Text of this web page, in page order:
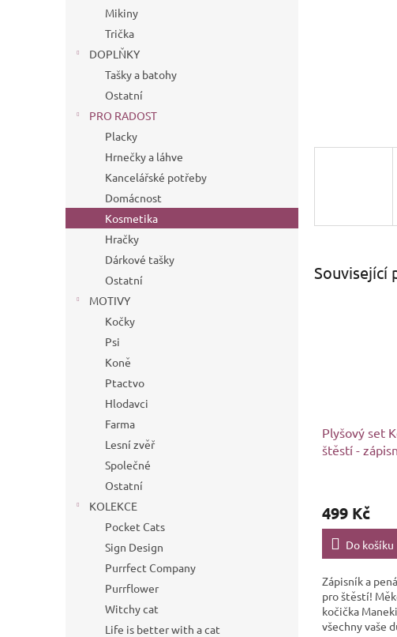
Mikiny
Trička
DOPLŇKY
Tašky a batohy
Ostatní
PRO RADOST
Placky
Hrnečky a láhve
Kancelářské potřeby
Domácnost
Kosmetika
Hračky
Dárkové tašky
Ostatní
MOTIVY
Kočky
Psi
Koně
Ptactvo
Hlodavci
Farma
Lesní zvěř
Společné
Ostatní
KOLEKCE
Pocket Cats
Sign Design
Purrfect Company
Purrflower
Witchy cat
Life is better with a cat
Související
Plyšový set
štěstí -
499 Kč
Do košíku
Zápisník a
pro štěstí!
kočička
všechny vaše